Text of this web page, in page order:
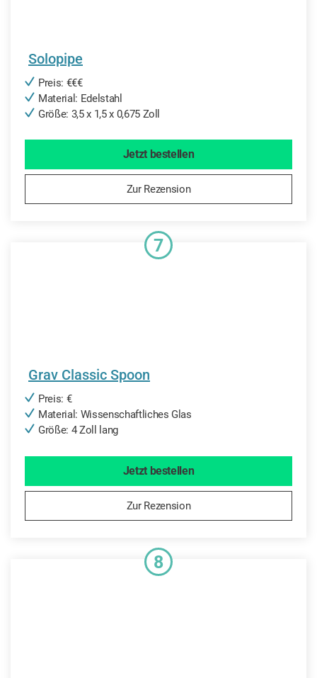
Solopipe
Preis: €€€
Material: Edelstahl
Größe: 3,5 x 1,5 x 0,675 Zoll
Jetzt bestellen
Zur Rezension
7
Grav Classic Spoon
Preis: €
Material: Wissenschaftliches Glas
Größe: 4 Zoll lang
Jetzt bestellen
Zur Rezension
8